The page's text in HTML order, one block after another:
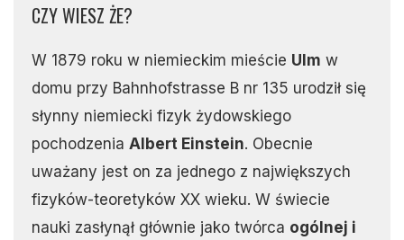
CZY WIESZ ŻE?
W 1879 roku w niemieckim mieście Ulm w
domu przy Bahnhofstrasse B nr 135 urodził się
słynny niemiecki fizyk żydowskiego
pochodzenia Albert Einstein. Obecnie
uważany jest on za jednego z największych
fizyków-teoretyków XX wieku. W świecie
nauki zasłynął głównie jako twórca ogólnej i